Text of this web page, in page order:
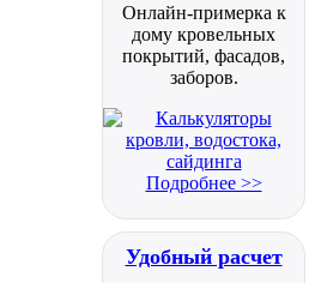
Онлайн-примерка к
дому кровельных
покрытий, фасадов,
заборов.
Подробнее >>
Удобный расчет